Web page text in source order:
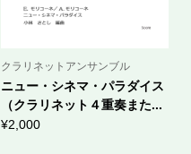
クラリネットアンサンブル
ニュー・シネマ・パラダイス
（クラリネット４重奏また...
¥2,000